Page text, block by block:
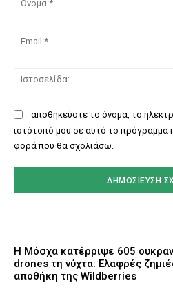
αποθηκεύστε το όνομα, το
ιστότοπό μου σε αυτό το πρόγραμμα
φορά που θα σχολιάσω.
Η Μόσχα κατέρριψε 605
drones τη νύχτα: Ελαφρές
αποθήκη της Wildberries